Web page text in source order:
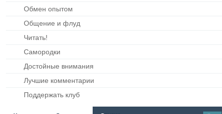
Обмен опытом
Общение и флуд
Читать!
Самородки
Достойные внимания
Лучшие комментарии
Поддержать клуб